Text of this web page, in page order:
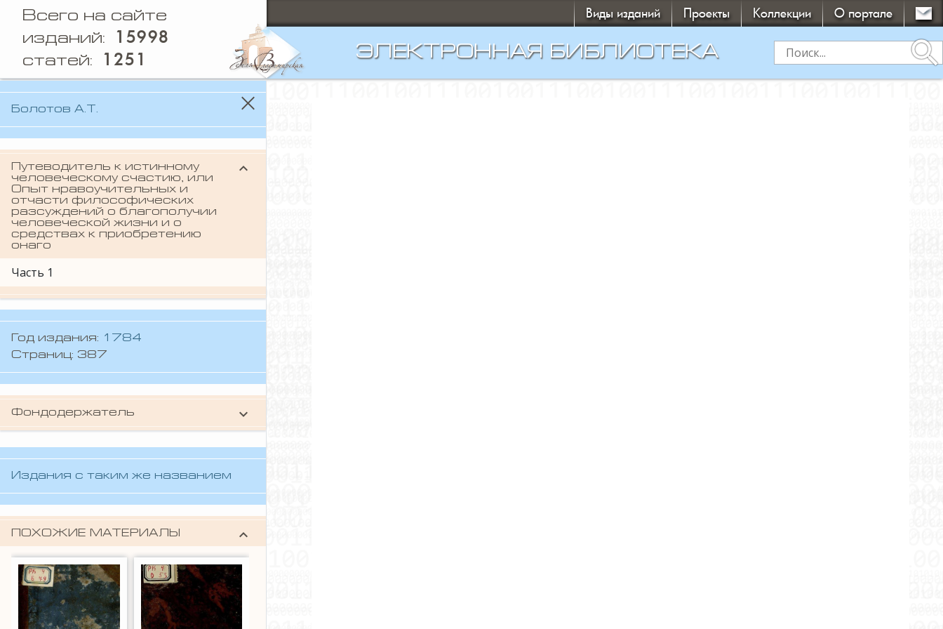
Всего на сайте
изданий: 15998
статей: 1251
Виды изданий Проекты Коллекции О портале
ЭЛЕКТРОННАЯ БИБЛИОТЕКА search
Болотов А.Т.
Путеводитель к истинному
человеческому счастию, или
Опыт нравоучительных и
отчасти философических
разсуждений о благополучии
человеческой жизни и о
средствах к приобретению
онаго
keyboard_arrow_down
Часть 1
Год издания:
1784
Страниц: 387
Фондодержатель keyboard_arrow_down
Владимирская областная научная
библиотека
Издания с таким же названием
ПОХОЖИЕ МАТЕРИАЛЫ keyboard_arrow_down